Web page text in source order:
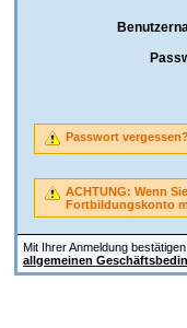
Mit Ihrer Anmeldung
allgemeinen
Passwort
ACHTUNG: Wenn
Fortbildungskonto